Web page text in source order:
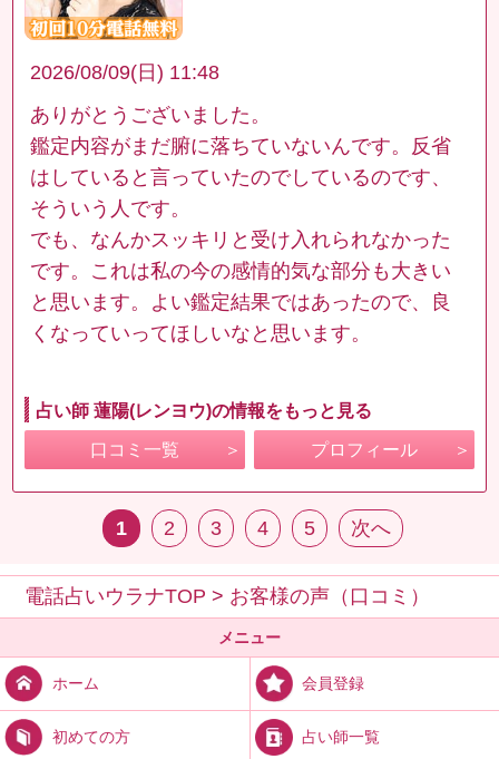
2026/08/09(日) 11:48
ありがとうございました。
鑑定内容がまだ腑に落ちていないんです。反省
はしていると言っていたのでしているのです、
そういう人です。
でも、なんかスッキリと受け入れられなかった
です。これは私の今の感情的気な部分も大きい
と思います。よい鑑定結果ではあったので、良
くなっていってほしいなと思います。
占い師 蓮陽(レンヨウ)の情報をもっと見る
口コミ一覧 プロフィール
1 2 3 4 5 次へ
電話占いウラナTOP > お客様の声（口コミ）
メニュー
ホーム 会員登録
初めての方 占い師一覧